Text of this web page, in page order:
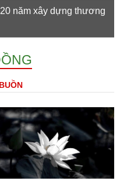
năm xây dựng thương